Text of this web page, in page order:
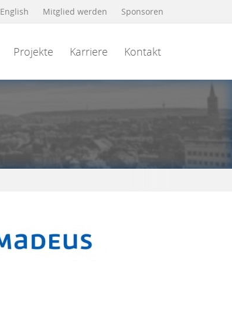
English Mitglied werden Sponsoren
Projekte Karriere Kontakt